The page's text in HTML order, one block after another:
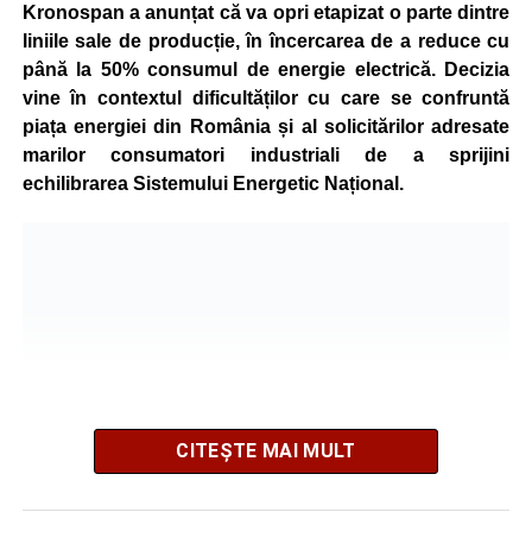
Kronospan a anunțat că va opri etapizat o parte dintre
liniile sale de producție, în încercarea de a reduce cu
până la 50% consumul de energie electrică. Decizia
vine în contextul dificultăților cu care se confruntă
piața energiei din România și al solicitărilor adresate
marilor consumatori industriali de a sprijini
echilibrarea Sistemului Energetic Național.
CITEȘTE MAI MULT